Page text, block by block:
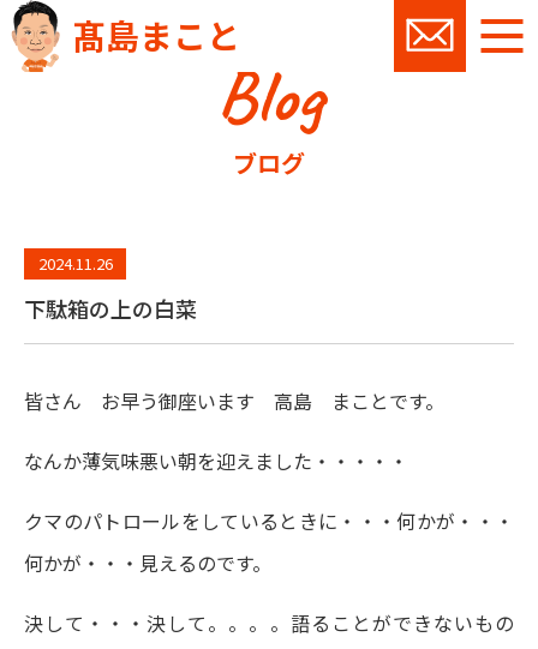
髙島まこと
Blog
ブログ
2024.11.26
下駄箱の上の白菜
皆さん お早う御座います 高島 まことです。
なんか薄気味悪い朝を迎えました・・・・・
クマのパトロールをしているときに・・・何かが・・・
何かが・・・見えるのです。
決して・・・決して。。。。語ることができないもの